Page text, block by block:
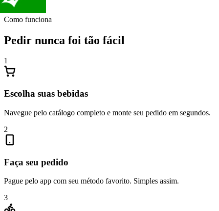
Como funciona
Pedir nunca foi tão fácil
1
Escolha suas bebidas
Navegue pelo catálogo completo e monte seu pedido em segundos.
2
Faça seu pedido
Pague pelo app com seu método favorito. Simples assim.
3